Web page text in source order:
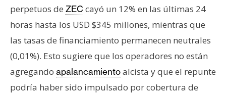
perpetuos de ZEC cayó un 12% en las últimas 24
horas hasta los USD $345 millones, mientras que
las tasas de financiamiento permanecen neutrales
(0,01%). Esto sugiere que los operadores no están
agregando apalancamientoalcista y que el repunte
podría haber sido impulsado por cobertura de